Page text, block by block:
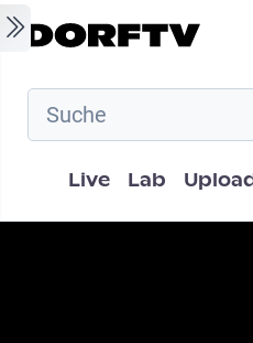
Skip to main content
Hauptnavigation
Live Lab